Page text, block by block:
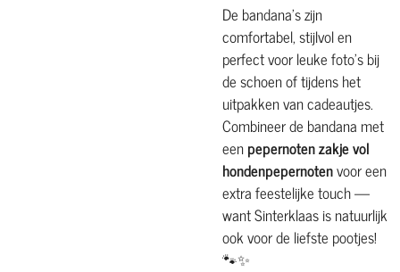
De bandana’s zijn
comfortabel, stijlvol en
perfect voor leuke foto’s bij
de schoen of tijdens het
uitpakken van cadeautjes.
Combineer de bandana met
eenpepernoten zakje vol
hondenpepernotenvoor een
extra feestelijke touch —
want Sinterklaas is natuurlijk
ook voor de liefste pootjes!
🐾✨